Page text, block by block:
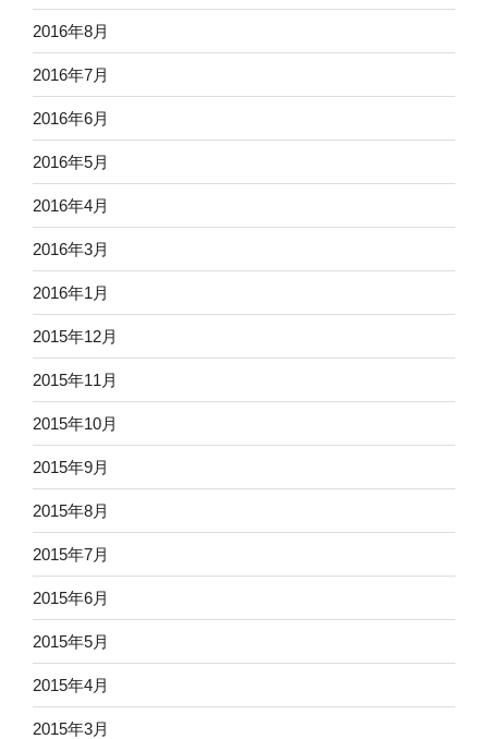
2016年8月
2016年7月
2016年6月
2016年5月
2016年4月
2016年3月
2016年1月
2015年12月
2015年11月
2015年10月
2015年9月
2015年8月
2015年7月
2015年6月
2015年5月
2015年4月
2015年3月